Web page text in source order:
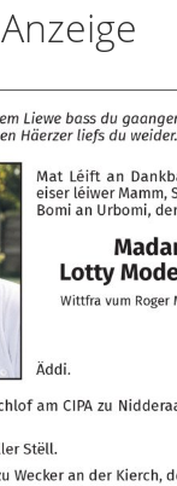
Anzeige